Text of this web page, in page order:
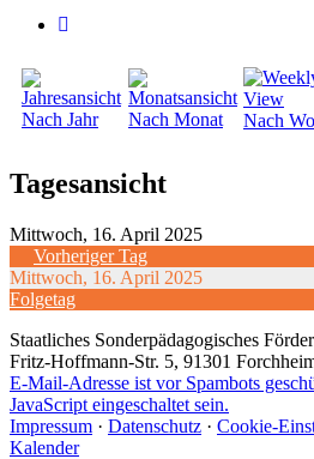
Nach Jahr Nach Monat Nach
Tagesansicht
Mittwoch, 16. April 2025
Vorheriger Tag
Mittwoch, 16. April 2025
Folgetag
Staatliches Sonderpädagogisches
Fritz-Hoffmann-Str. 5, 91301
E-Mail-Adresse ist vor Spambots
JavaScript eingeschaltet sein.
Impressum · Datenschutz · Cookie-
Kalender